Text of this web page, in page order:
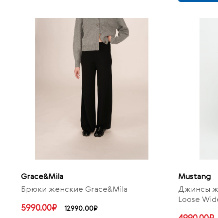
Grace&Mila
Брюки женские Grace&Mila
5990.00₽ 12990.00₽
Mustang
Джинсы
Loose